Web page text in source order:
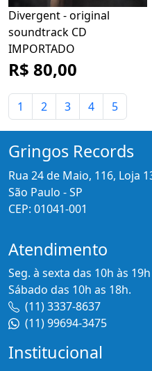
Divergent - original
soundtrack CD
IMPORTADO
R$ 80,00
1 2 3 4 5
Gringos Records
Rua 24 de Maio, 116, Loja
São Paulo - SP
CEP: 01041-001
Atendimento
Seg. à sexta das 10h às 19h
Sábado das 10h as 18h.
(11) 3337-8637
(11) 99694-3475
Institucional